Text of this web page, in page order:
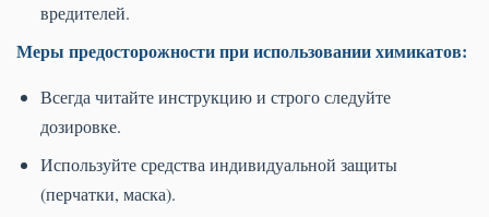
вредителей.
Меры предосторожности при использовании химикатов:
Всегда читайте инструкцию и строго следуйте
дозировке.
Используйте средства индивидуальной защиты
(перчатки, маска).